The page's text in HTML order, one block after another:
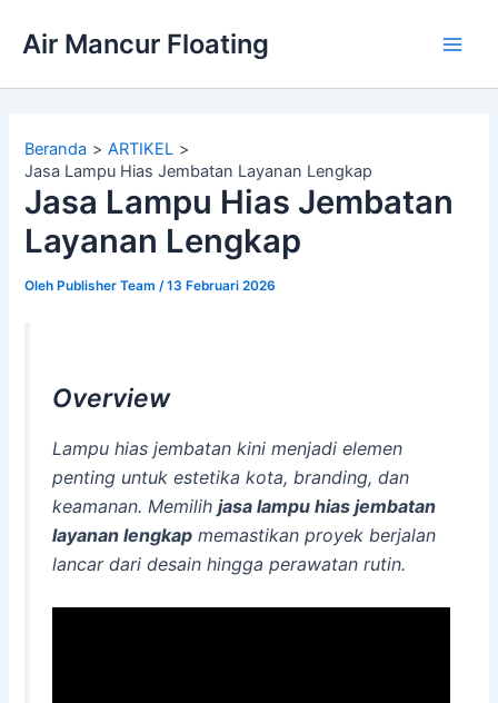
Air Mancur Floating
Beranda
ARTIKEL
Jasa Lampu Hias Jembatan Layanan Lengkap
Jasa Lampu Hias Jembatan
Layanan Lengkap
OlehPublisher Team /13 Februari 2026
Overview
Lampu hias jembatan kini menjadi elemen
penting untuk estetika kota, branding, dan
keamanan. Memilihjasa lampu hias jembatan
layanan lengkap memastikan proyek berjalan
lancar dari desain hingga perawatan rutin.